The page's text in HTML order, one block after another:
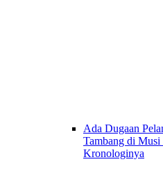
Ada Dugaan
Tambang di
Kronologinya